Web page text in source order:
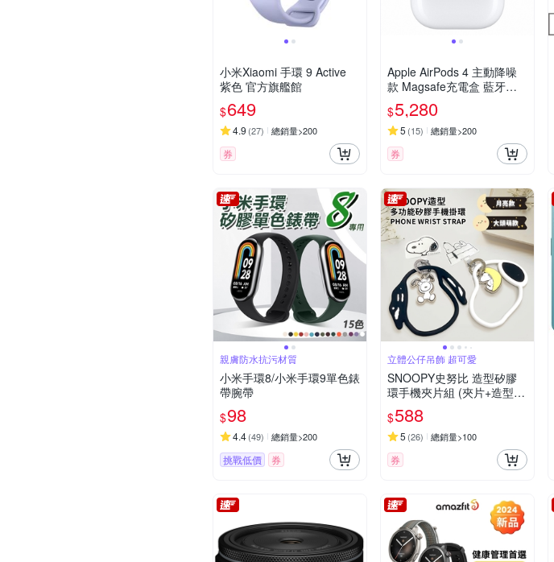
小米Xiaomi 手環 9 Active
紫色 官方旗艦館
$649
4.9 (27) 總銷量>200
券
Apple AirPods 4 主動降噪
款 Magsafe充電盒 藍牙耳
機
$5,280
5 (15) 總銷量>200
券
親膚防水抗污材質
小米手環8/小米手環9單色錶
帶腕帶
$98
4.4(49) 總銷量>200
挑戰低價 券
立體公仔吊飾 超可愛
SNOOPY史努比 造型矽膠
環手機夾片組 (夾片+造型掛
飾)
$588
5 (26) 總銷量>100
券